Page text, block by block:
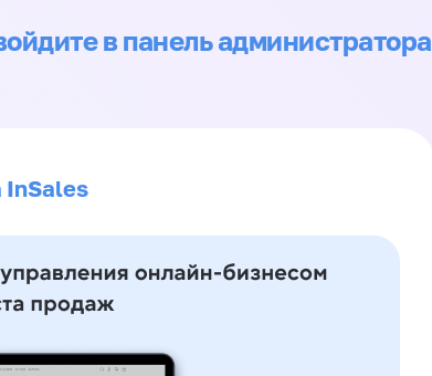
в панель администратора
InSales